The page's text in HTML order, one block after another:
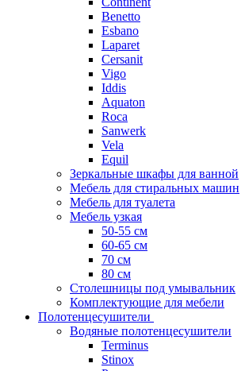
Benetto
Esbano
Laparet
Cersanit
Vigo
Iddis
Aquaton
Roca
Sanwerk
Vela
Equil
Зеркальные шкафы для ванной
Мебель для стиральных машин
Мебель для туалета
Мебель узкая
50-55 см
60-65 см
70 см
80 см
Столешницы под умывальник
Комплектующие для мебели
Полотенцесушители
Водяные полотенцесушители
Terminus
Stinox